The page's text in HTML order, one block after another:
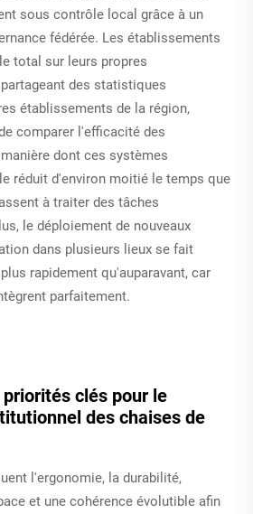
sous contrôle local grâce à un
fédérée. Les établissements
total sur leurs propres
des statistiques
établissements de la région,
comparer l'efficacité des
dont ces systèmes
réduit d'environ moitié le temps que
à traiter des tâches
le déploiement de nouveaux
dans plusieurs lieux se fait
rapidement qu'auparavant, car
parfaitement.
clés pour le
des chaises de
l'ergonomie, la durabilité,
et une cohérence évolutible afin